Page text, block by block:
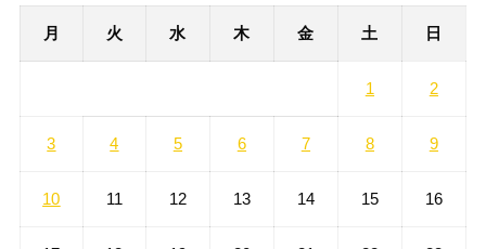
月 火 水 木 金 土 日
1 2
3 4 5 6 7 8 9
10 11 12 13 14 15 16